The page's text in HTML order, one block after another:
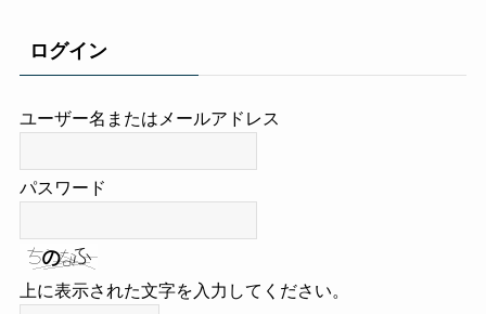
ログイン
ユーザー名またはメールアドレス
パスワード
上に表示された文字を入力してください。